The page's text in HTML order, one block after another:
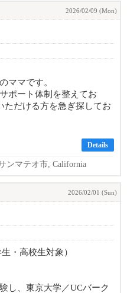
2026/02/09 (Mon)
ママです。
ポート体制を整えてお
ただける方を急ぎ探してお
Details
ンマテオ市, California
2026/02/01 (Sun)
・高校生対象）
し、東京大学／UCバーク